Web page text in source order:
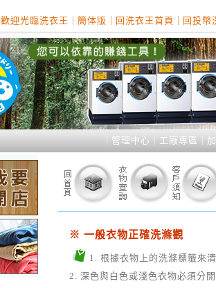
歡迎光臨洗衣王 簡体版 回洗衣王首頁 回投幣
管理中心 工廠專區
※ 一般衣物正確洗滌觀
1. 根據衣物上的洗滌標籤來
2. 深色與白色或淺色衣物必須分